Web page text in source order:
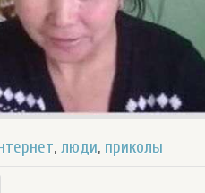
, люди, приколы